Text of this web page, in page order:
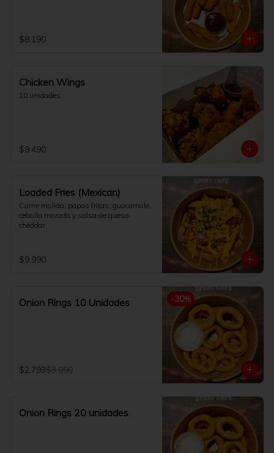
$8.190
Chicken Wings
10 unidades
$9.490
Loaded Fries (Mexican)
Carne molida, papas fritas, guacamole,
cebolla morada y salsa de queso
cheddar.
$9.990
-30%
Onion Rings 10 Unidades
$2.793$3.990
Onion Rings 20 unidades